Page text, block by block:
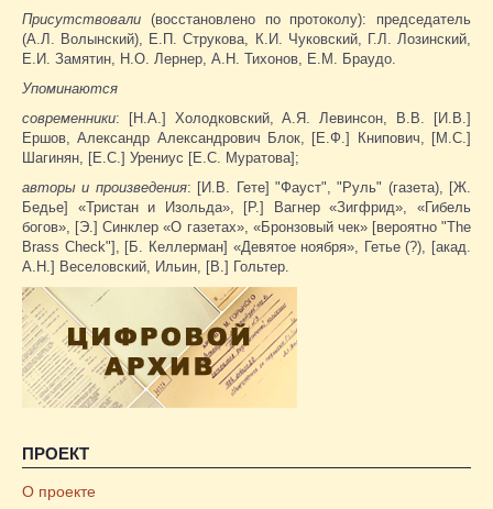
Присутствовали (восстановлено по протоколу): председатель
(А.Л. Волынский), Е.П. Струкова, К.И. Чуковский, Г.Л. Лозинский,
Е.И. Замятин, Н.О. Лернер, А.Н. Тихонов, Е.М. Браудо.
Упоминаются
современники: [Н.А.] Холодковский, А.Я. Левинсон, В.В. [И.В.]
Ершов, Александр Александрович Блок, [Е.Ф.] Книпович, [М.С.]
Шагинян, [Е.С.] Урениус [Е.С. Муратова];
авторы и произведения: [И.В. Гете] "Фауст", "Руль" (газета), [Ж.
Бедье] «Тристан и Изольда», [Р.] Вагнер «Зигфрид», «Гибель
богов», [Э.] Синклер «О газетах», «Бронзовый чек» [вероятно "The
Brass Check"], [Б. Келлерман] «Девятое ноября», Гетье (?), [акад.
А.Н.] Веселовский, Ильин, [В.] Гольтер.
ПРОЕКТ
О проекте